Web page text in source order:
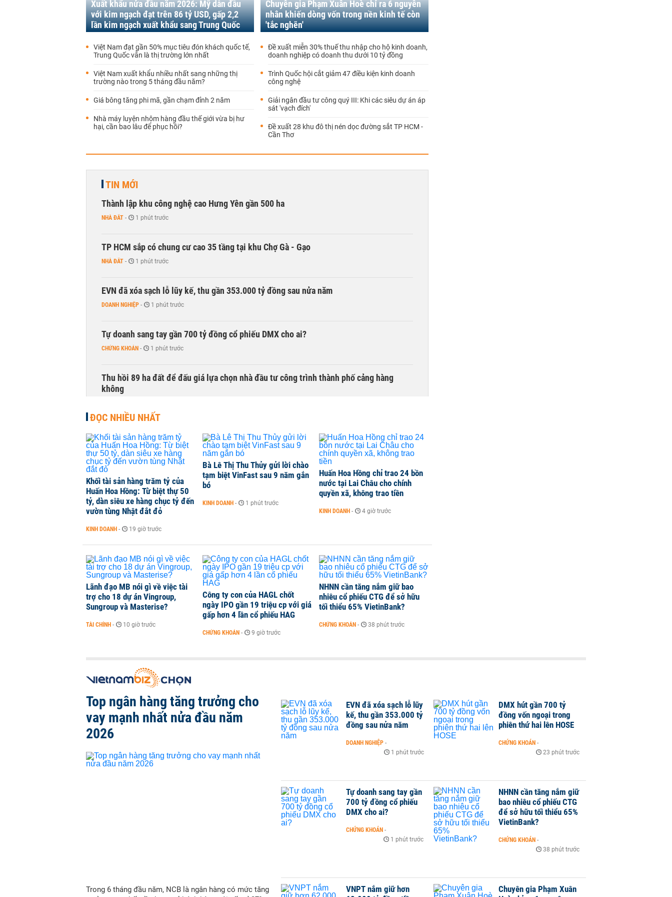
Xuất khẩu nửa đầu năm 2026: Mỹ dẫn đầu
với kim ngạch đạt trên 86 tỷ USD, gấp 2,2
lần kim ngạch xuất khẩu sang Trung Quốc
Việt Nam đạt gần 50% mục tiêu đón khách quốc tế,
Trung Quốc vẫn là thị trường lớn nhất
Việt Nam xuất khẩu nhiều nhất sang những thị
trường nào trong 5 tháng đầu năm?
Giá bông tăng phi mã, gần chạm đỉnh 2 năm
Nhà máy luyện nhôm hàng đầu thế giới vừa bị hư
hại, cần bao lâu để phục hồi?
Chuyên gia Phạm Xuân Hoè chỉ ra 6 nguyên
nhân khiến dòng vốn trong nền kinh tế còn
'tắc nghẽn'
Đề xuất miễn 30% thuế thu nhập cho hộ kinh doanh,
doanh nghiệp có doanh thu dưới 10 tỷ đồng
Trình Quốc hội cắt giảm 47 điều kiện kinh doanh
công nghệ
Giải ngân đầu tư công quý III: Khi các siêu dự án áp
sát 'vạch đích'
Đề xuất 28 khu đô thị nén dọc đường sắt TP HCM -
Cần Thơ
TIN MỚI
Thành lập khu công nghệ cao Hưng Yên gần 500 ha
NHÀ ĐẤT - 1 phút trước
TP HCM sắp có chung cư cao 35 tầng tại khu Chợ Gà - Gạo
NHÀ ĐẤT - 1 phút trước
EVN đã xóa sạch lỗ lũy kế, thu gần 353.000 tỷ đồng sau nửa năm
DOANH NGHIỆP - 1 phút trước
Tự doanh sang tay gần 700 tỷ đồng cổ phiếu DMX cho ai?
CHỨNG KHOÁN - 1 phút trước
Thu hồi 89 ha đất để đấu giá lựa chọn nhà đầu tư công trình thành phố cảng hàng
không
Dòng tiền ngoại bất ngờ trở lại TTCK, ai đã mua vào?
CHỨNG KHOÁN - 1 phút trước
Kiến nghị đưa người bán hàng online, lao động công trình đóng BHXH bắt buộc
THỜI SỰ - 1 phút trước
TikToker Khánh Sky, Vua Quạt, Hồ Văn Khoa bị khởi tố
KINH DOANH
ĐỌC NHIỀU NHẤT
Khối tài sản hàng trăm tỷ của
Huấn Hoa Hồng: Từ biệt thự 50
tỷ, dàn siêu xe hàng chục tỷ đến
vườn tùng Nhật đắt đỏ
KINH DOANH - 19 giờ trước
Bà Lê Thị Thu Thủy gửi lời chào
tạm biệt VinFast sau 9 năm gắn
bó
KINH DOANH - 1 phút trước
Huấn Hoa Hồng chỉ trao 24 bồn
nước tại Lai Châu cho chính
quyền xã, không trao tiền
KINH DOANH - 4 giờ trước
Lãnh đạo MB nói gì về việc tài
trợ cho 18 dự án Vingroup,
Sungroup và Masterise?
TÀI CHÍNH - 10 giờ trước
Công ty con của HAGL chốt
ngày IPO gần 19 triệu cp với giá
gấp hơn 4 lần cổ phiếu HAG
CHỨNG KHOÁN - 9 giờ trước
NHNN cần tăng nắm giữ bao
nhiêu cổ phiếu CTG để sở hữu
tối thiểu 65% VietinBank?
CHỨNG KHOÁN - 38 phút trước
Top ngân hàng tăng trưởng cho
vay mạnh nhất nửa đầu năm
2026
Trong 6 tháng đầu năm, NCB là ngân hàng có mức tăng
EVN đã xóa sạch lỗ lũy
kế, thu gần 353.000 tỷ
đồng sau nửa năm
DOANH NGHIỆP -
1 phút trước
DMX hút gần 700 tỷ
đồng vốn ngoại trong
phiên thứ hai lên HOSE
CHỨNG KHOÁN -
23 phút trước
Tự doanh sang tay gần
700 tỷ đồng cổ phiếu
DMX cho ai?
CHỨNG KHOÁN -
1 phút trước
NHNN cần tăng nắm giữ
bao nhiêu cổ phiếu CTG
để sở hữu tối thiểu 65%
VietinBank?
CHỨNG KHOÁN -
38 phút trước
VNPT nắm giữ hơn
Chuyên gia Phạm Xuân